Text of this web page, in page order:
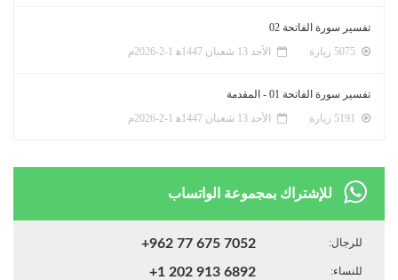
تفسير سورة الفاتحة 02
الأحد 13 شعبان 1447ﻫ 1-2-2026م
تفسير سورة الفاتحة 01 - المقدمة
الأحد 13 شعبان 1447ﻫ 1-2-2026م
للإشتراك بمجموعة الواتساب
للرجال: +962 77 675 7052
للنساء: +1 202 913 6892